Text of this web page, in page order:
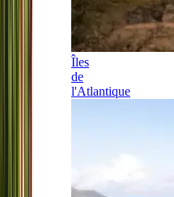
Îles
de
l'Atlantique